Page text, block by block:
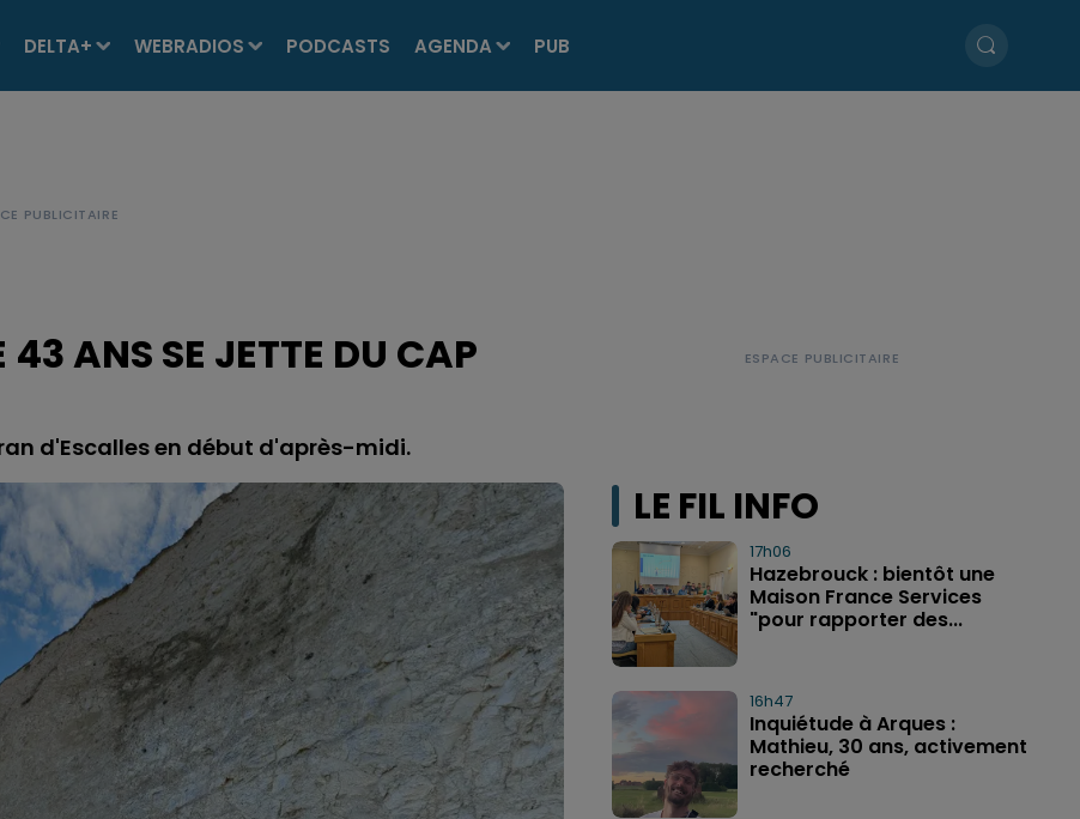
DELTA+ WEBRADIOS PODCASTS AGENDA PUB
43 ANS SE JETTE DU CAP
d'Escalles en début d'après-midi.
LE FIL INFO
17h06
Hazebrouck : bientôt une
Maison France Services
"pour rapporter des...
16h47
Inquiétude à Arques :
Mathieu, 30 ans, activement
recherché